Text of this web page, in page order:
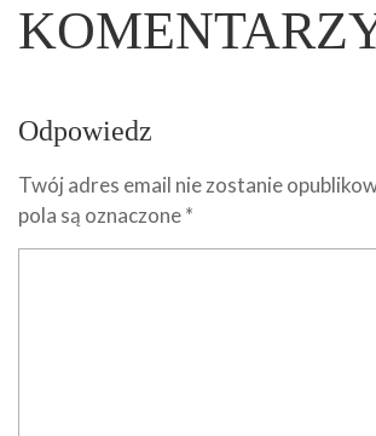
Odpowiedz
Twój adres email nie zostanie
pola są oznaczone*